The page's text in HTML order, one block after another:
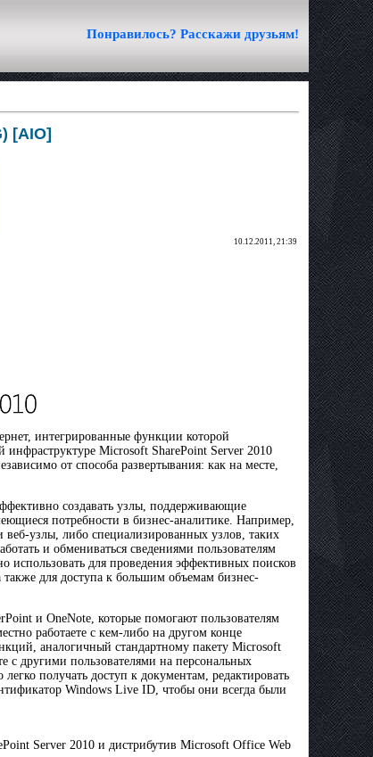
Понравилось? Расскажи друзьям!
[AIO]
10.12.2011, 21:39
интегрированные функции которой
Microsoft SharePoint Server 2010
от способа развертывания: как на месте,
создавать узлы, поддерживающие
потребности в бизнес-аналитике. Например,
узлы, либо специализированных узлов, таких
и обмениваться сведениями пользователям
для проведения эффективных поисков
для доступа к большим объемам бизнес-
и OneNote, которые помогают пользователям
работаете с кем-либо на другом конце
аналогичный стандартному пакету Microsoft
с другими пользователями на персональных
получать доступ к документам, редактировать
Windows Live ID, чтобы они всегда были
Server 2010 и дистрибутив Microsoft Office Web